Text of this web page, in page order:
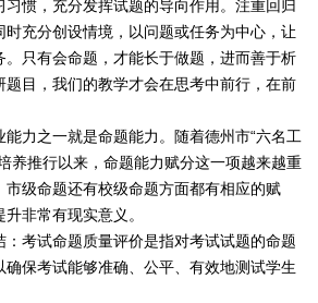
惯，充分发挥试题的导向作用。注重回归
充分创设情境，以问题或任务为中心，让
只有会命题，才能长于做题，进而善于析
目，我们的教学才会在思考中前行，在前
力之一就是命题能力。随着德州市“六名工
养推行以来，命题能力赋分这一项越来越重
级命题还有校级命题方面都有相应的赋
非常有现实意义。
考试命题质量评价是指对考试试题的命题
确保考试能够准确、公平、有效地测试学生